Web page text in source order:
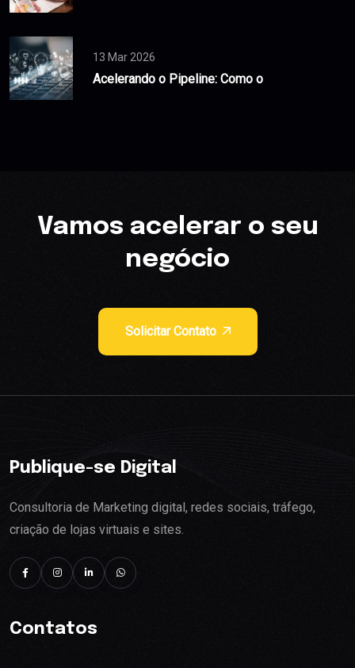
13 Mar 2026
Acelerando o Pipeline: Como o
Vamos acelerar o seu
negócio
Solicitar Contato
Publique-se Digital
Consultoria de Marketing digital, redes sociais, tráfego,
criação de lojas virtuais e sites.
Contatos